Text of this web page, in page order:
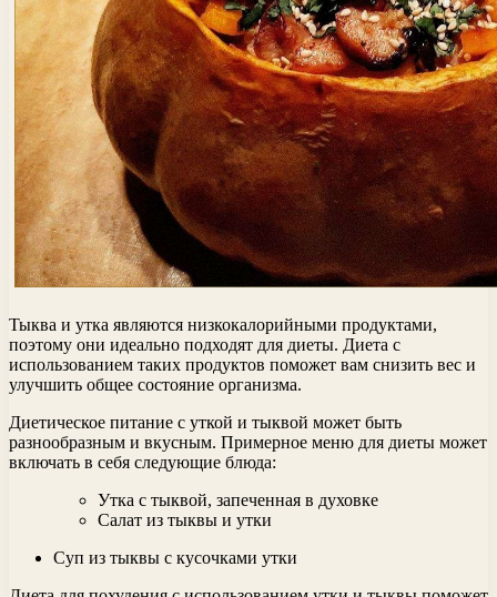
Тыква и утка являются низкокалорийными продуктами,
поэтому они идеально подходят для диеты. Диета с
использованием таких продуктов поможет вам снизить вес и
улучшить общее состояние организма.
Диетическое питание с уткой и тыквой может быть
разнообразным и вкусным. Примерное меню для диеты может
включать в себя следующие блюда:
Утка с тыквой, запеченная в духовке
Салат из тыквы и утки
Суп из тыквы с кусочками утки